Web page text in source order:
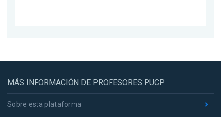
MÁS INFORMACIÓN DE PROFESORES PUCP
Sobre esta plataforma